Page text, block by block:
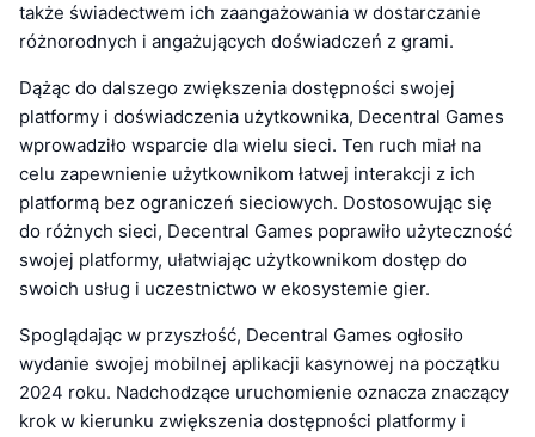
także świadectwem ich zaangażowania w dostarczanie
różnorodnych i angażujących doświadczeń z grami.
Dążąc do dalszego zwiększenia dostępności swojej
platformy i doświadczenia użytkownika, Decentral Games
wprowadziło wsparcie dla wielu sieci. Ten ruch miał na
celu zapewnienie użytkownikom łatwej interakcji z ich
platformą bez ograniczeń sieciowych. Dostosowując się
do różnych sieci, Decentral Games poprawiło użyteczność
swojej platformy, ułatwiając użytkownikom dostęp do
swoich usług i uczestnictwo w ekosystemie gier.
Spoglądając w przyszłość, Decentral Games ogłosiło
wydanie swojej mobilnej aplikacji kasynowej na początku
2024 roku. Nadchodzące uruchomienie oznacza znaczący
krok w kierunku zwiększenia dostępności platformy i